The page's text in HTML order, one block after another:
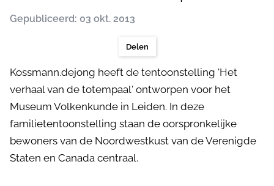
Gepubliceerd: 03 okt. 2013
Delen
Kossmann.dejong heeft de tentoonstelling 'Het
verhaal van de totempaal' ontworpen voor het
Museum Volkenkunde in Leiden. In deze
familietentoonstelling staan de oorspronkelijke
bewoners van de Noordwestkust van de Verenigde
Staten en Canada centraal.